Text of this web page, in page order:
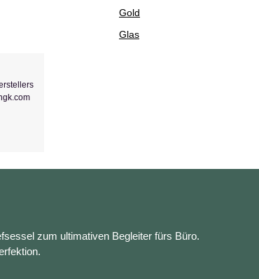
Gold
Glas
zum ultimativen Begleiter fürs Büro.